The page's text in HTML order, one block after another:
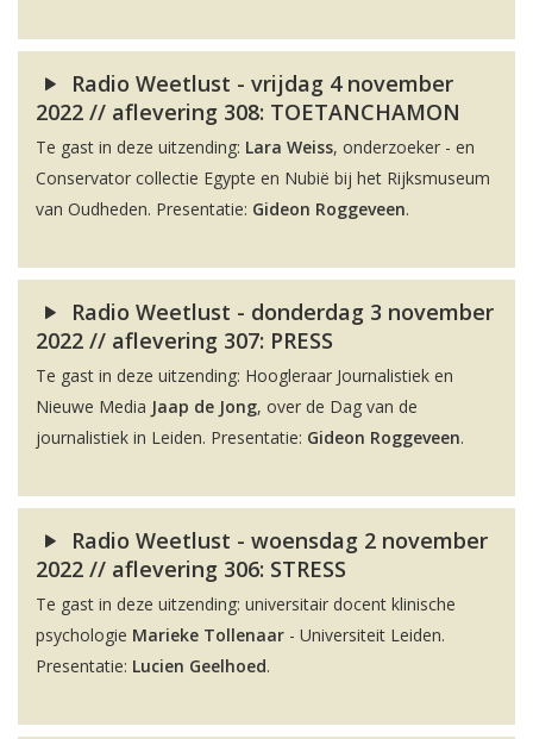
Radio Weetlust - vrijdag 4 november
2022 // aflevering 308: TOETANCHAMON
Te gast in deze uitzending: Lara Weiss, onderzoeker - en
Conservator collectie Egypte en Nubië bij het Rijksmuseum
van Oudheden. Presentatie: Gideon Roggeveen.
Radio Weetlust - donderdag 3 november
2022 // aflevering 307: PRESS
Te gast in deze uitzending: Hoogleraar Journalistiek en
Nieuwe Media Jaap de Jong, over de Dag van de
journalistiek in Leiden. Presentatie: Gideon Roggeveen.
Radio Weetlust - woensdag 2 november
2022 // aflevering 306: STRESS
Te gast in deze uitzending: universitair docent klinische
psychologie Marieke Tollenaar - Universiteit Leiden.
Presentatie: Lucien Geelhoed.